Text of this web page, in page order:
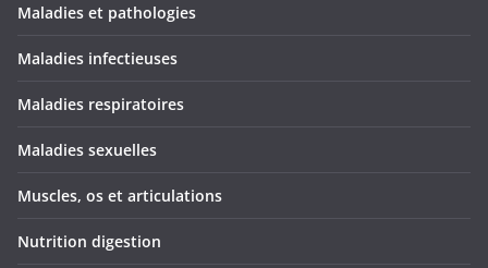
Maladies et pathologies
Maladies infectieuses
Maladies respiratoires
Maladies sexuelles
Muscles, os et articulations
Nutrition digestion